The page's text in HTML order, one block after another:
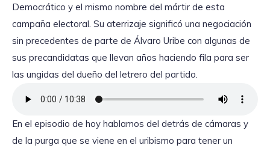
Democrático y el mismo nombre del mártir de esta
campaña electoral. Su aterrizaje significó una negociación
sin precedentes de parte de Álvaro Uribe con algunas de
sus precandidatas que llevan años haciendo fila para ser
las ungidas del dueño del letrero del partido.
En el episodio de hoy hablamos del detrás de cámaras y
de la purga que se viene en el uribismo para tener un